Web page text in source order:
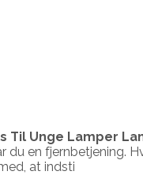
Til Unge Lamper
en fjernbetjening.
at indsti